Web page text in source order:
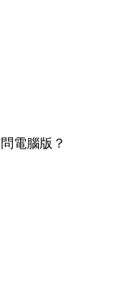
電腦版？